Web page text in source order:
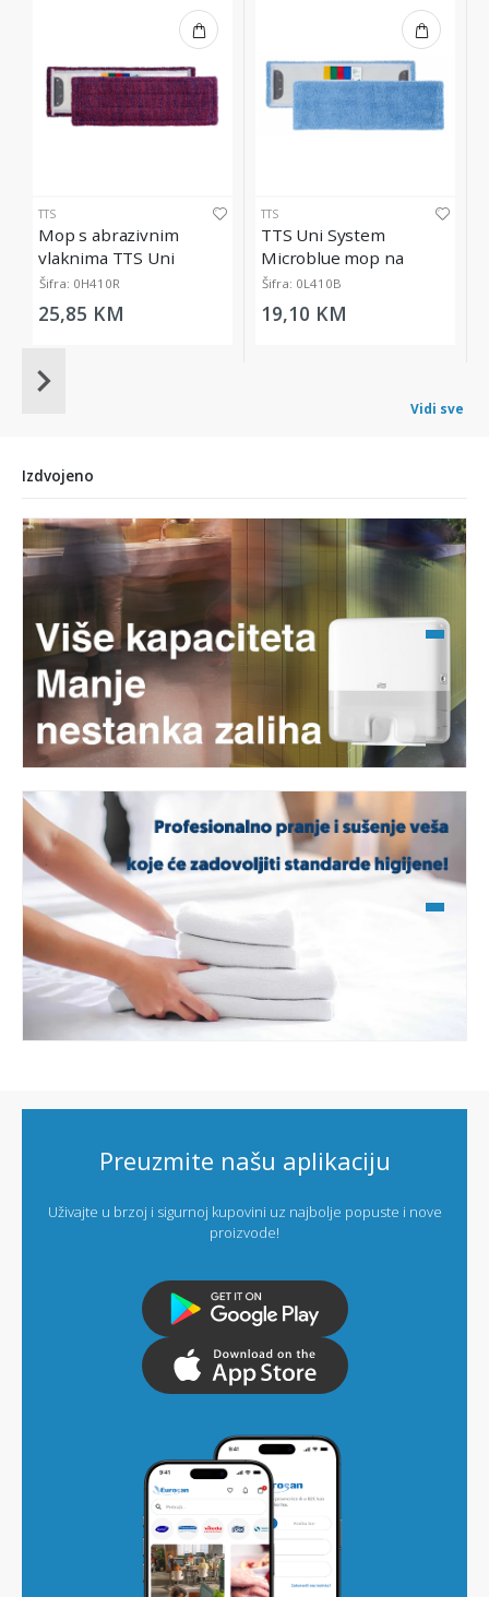
TTS
Mop s abrazivnim
vlaknima TTS Uni
System Ultrasafe, 40 cm
Šifra: 0H410R
25,85 KM
TTS
TTS Uni System
Microblue mop na
kopčanje, 40 cm
Šifra: 0L410B
19,10 KM
Item
Vidi sve
Izdvojeno
Preuzmite našu aplikaciju
Uživajte u brzoj i sigurnoj kupovini uz najbolje popuste i nove
proizvode!